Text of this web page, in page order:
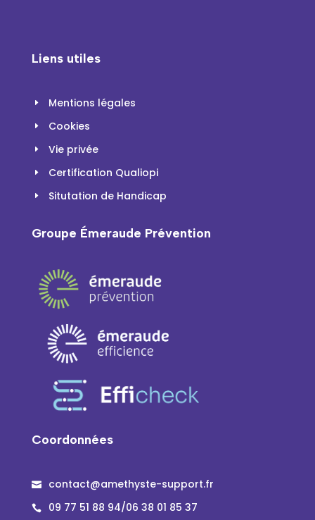
Liens utiles
E Mentions légales
E Cookies
E Vie privée
E Certification Qualiopi
E Situtation de Handicap
Groupe Émeraude Prévention
Coordonnées
 contact@amethyste-support.fr
 09 77 51 88 94/06 38 01 85 37